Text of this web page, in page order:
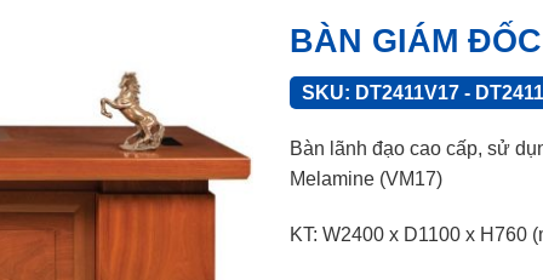
BÀN GIÁM
SKU: DT2411V17 -
Bàn lãnh đạo cao cấp, sử
Melamine (VM17)
KT: W2400 x D1100 x H760